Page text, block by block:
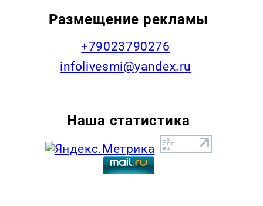
Размещение рекламы
+79023790276
infolivesmi@yandex.ru
Наша статистика